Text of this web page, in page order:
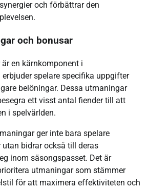
och förbättrar den
och bonusar
en kärnkomponent i
spelare specifika uppgifter
belöningar. Dessa utmaningar
ett visst antal fiender till att
i spelvärlden.
ger inte bara spelare
bidrar också till deras
inom säsongspasset. Det är
utmaningar som stämmer
för att maximera effektiviteten och